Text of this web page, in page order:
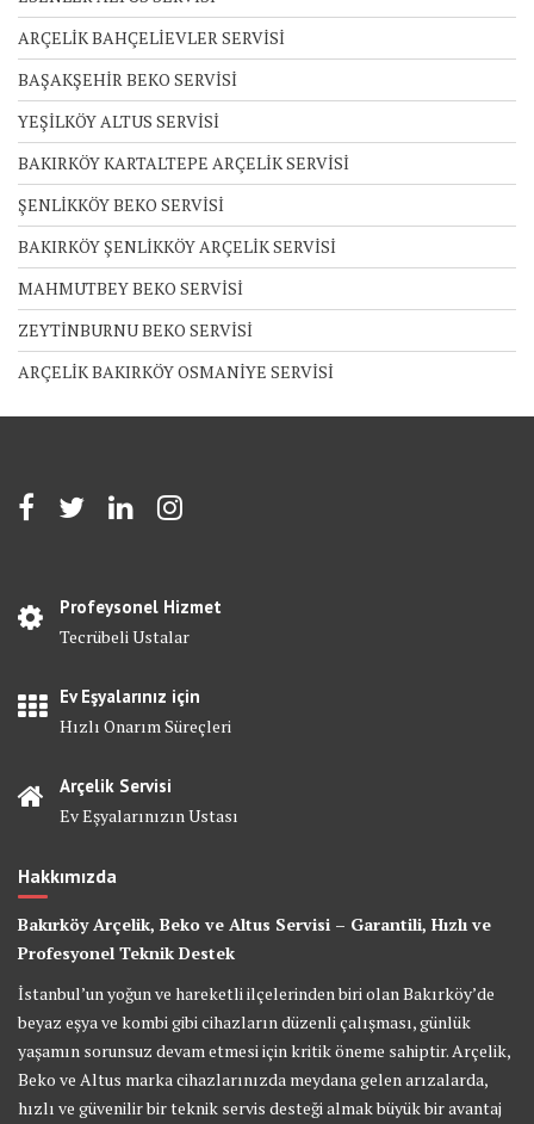
ARÇELİK BAHÇELİEVLER SERVİSİ
BAŞAKŞEHİR BEKO SERVİSİ
YEŞİLKÖY ALTUS SERVİSİ
BAKIRKÖY KARTALTEPE ARÇELİK SERVİSİ
ŞENLİKKÖY BEKO SERVİSİ
BAKIRKÖY ŞENLİKKÖY ARÇELİK SERVİSİ
MAHMUTBEY BEKO SERVİSİ
ZEYTİNBURNU BEKO SERVİSİ
ARÇELİK BAKIRKÖY OSMANİYE SERVİSİ
Profeysonel Hizmet
Tecrübeli Ustalar
Ev Eşyalarınız için
Hızlı Onarım Süreçleri
Arçelik Servisi
Ev Eşyalarınızın Ustası
Hakkımızda
Bakırköy Arçelik, Beko ve Altus Servisi – Garantili, Hızlı ve
Profesyonel Teknik Destek
İstanbul’un yoğun ve hareketli ilçelerinden biri olan Bakırköy’de
beyaz eşya ve kombi gibi cihazların düzenli çalışması, günlük
yaşamın sorunsuz devam etmesi için kritik öneme sahiptir. Arçelik,
Beko ve Altus marka cihazlarınızda meydana gelen arızalarda,
hızlı ve güvenilir bir teknik servis desteği almak büyük bir avantaj